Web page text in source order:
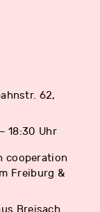
62,
18:30 Uhr
cooperation
Freiburg &
Breisach